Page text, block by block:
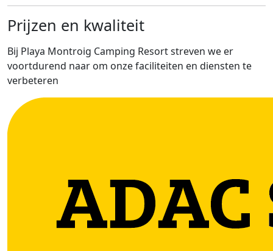
Prijzen en kwaliteit
Bij Playa Montroig Camping Resort streven we er
voortdurend naar om onze faciliteiten en diensten te
verbeteren